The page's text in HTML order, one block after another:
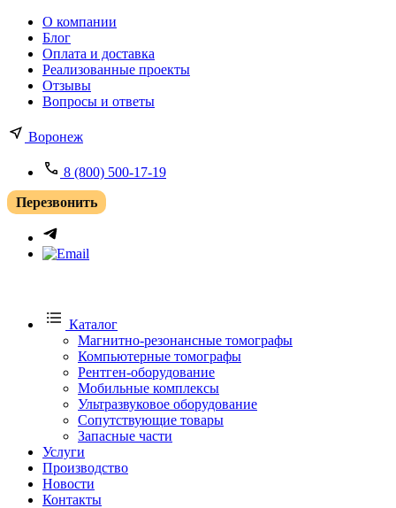
О компании
Блог
Оплата и доставка
Реализованные проекты
Отзывы
Вопросы и ответы
Воронеж
8 (800) 500-17-19
Перезвонить
Каталог
Магнитно-резонансные томографы
Компьютерные томографы
Рентген-оборудование
Мобильные комплексы
Ультразвуковое оборудование
Сопутствующие товары
Запасные части
Услуги
Производство
Новости
Контакты